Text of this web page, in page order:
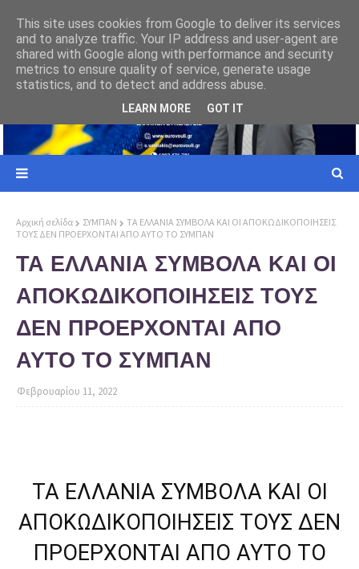
σε
ΕΥΡΩΠΑΙΚΗ ΕΝΩΣΗ
Γιατί ο Ελληνας Πολίτης πρέπει να επιλέξει την Ελλήνων Συνέλευσις
Αρχική σελίδα ΣΥΜΠΑΝ
ΤΑ ΕΛΛΑΝΙΑ ΣΥΜΒΟΛΑ ΚΑΙ ΟΙ ΑΠΟΚΩΔΙΚΟΠΟΙΗΣΕΙΣ
ΤΟΥΣ ΔΕΝ ΠΡΟΕΡΧΟΝΤΑΙ ΑΠΟ ΑΥΤΟ ΤΟ ΣΥΜΠΑΝ
ΤΑ ΕΛΛΑΝΙΑ ΣΥΜΒΟΛΑ ΚΑΙ ΟΙ
ΑΠΟΚΩΔΙΚΟΠΟΙΗΣΕΙΣ ΤΟΥΣ
ΔΕΝ ΠΡΟΕΡΧΟΝΤΑΙ ΑΠΟ
ΑΥΤΟ ΤΟ ΣΥΜΠΑΝ
Φεβρουαρίου 11, 2022
ΤΑ ΕΛΛΑΝΙΑ ΣΥΜΒΟΛΑ ΚΑΙ ΟΙ
ΑΠΟΚΩΔΙΚΟΠΟΙΗΣΕΙΣ ΤΟΥΣ ΔΕΝ
ΠΡΟΕΡΧΟΝΤΑΙ ΑΠΟ ΑΥΤΟ ΤΟ
This site uses cookies from Google to deliver its services
and to analyze traffic. Your IP address and user-agent are
shared with Google along with performance and security
metrics to ensure quality of service, generate usage
statistics, and to detect and address abuse.
LEARN MORE GOT IT